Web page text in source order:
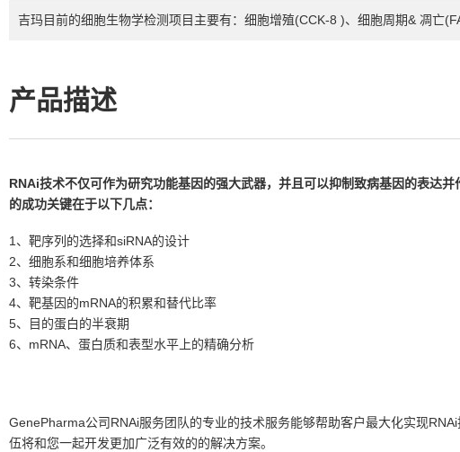
吉玛目前的细胞生物学检测项目主要有：细胞增殖(CCK-8 )、细胞周期& 凋亡
产品描述
RNAi技术不仅可作为研究功能基因的强大武器，并且可以抑制致病基因的表达
的成功关键在于以下几点：
1、靶序列的选择和siRNA的设计
2、细胞系和细胞培养体系
3、转染条件
4、靶基因的mRNA的积累和替代比率
5、目的蛋白的半衰期
6、mRNA、蛋白质和表型水平上的精确分析
GenePharma公司RNAi服务团队的专业的技术服务能够帮助客户最大化实现
伍将和您一起开发更加广泛有效的的解决方案。